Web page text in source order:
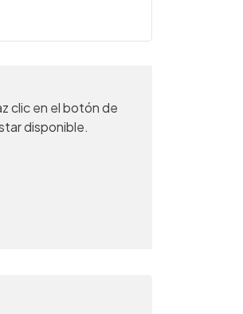
clic en el botón de
disponible.